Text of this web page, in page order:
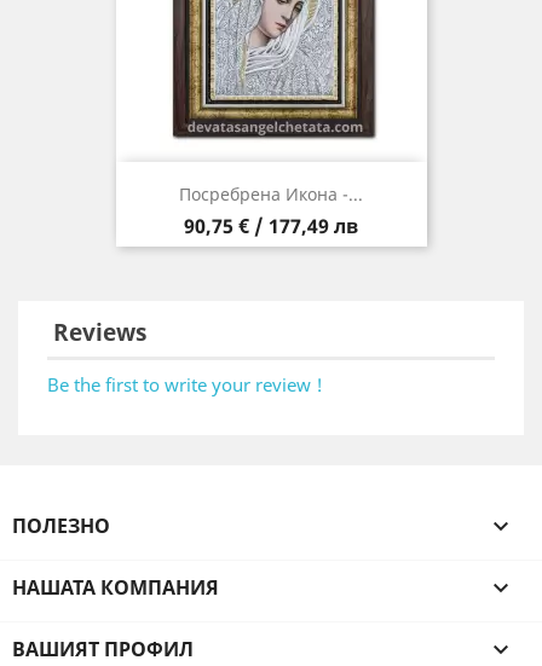
Посребрена Икона -...
Цена
90,75 € / 177,49 лв
Reviews
Be the first to write your review !
ПОЛЕЗНО 
НАШАТА КОМПАНИЯ 
ВАШИЯТ ПРОФИЛ 